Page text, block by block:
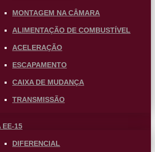
MONTAGEM NA CÂMARA
ALIMENTAÇÃO DE COMBUSTÍVEL
ACELERAÇÃO
ESCAPAMENTO
CAIXA DE MUDANÇA
TRANSMISSÃO
EE-15
DIFERENCIAL